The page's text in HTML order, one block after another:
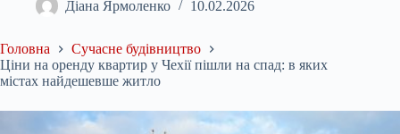
Діана Ярмоленко 10.02.2026
Головна
Сучасне будівництво
Ціни на оренду квартир у Чехії пішли на спад: в яких
містах найдешевше житло